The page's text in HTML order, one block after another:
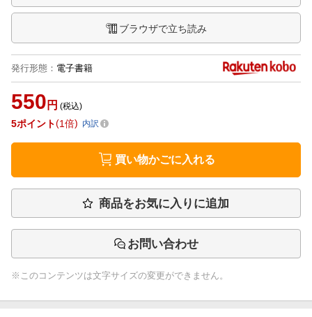
ブラウザで立ち読み
発行形態 ： 電子書籍
550 円 (税込)
5ポイント 1倍 内訳
買い物かごに入れる
商品をお気に入りに追加
お問い合わせ
※このコンテンツは文字サイズの変更ができません。